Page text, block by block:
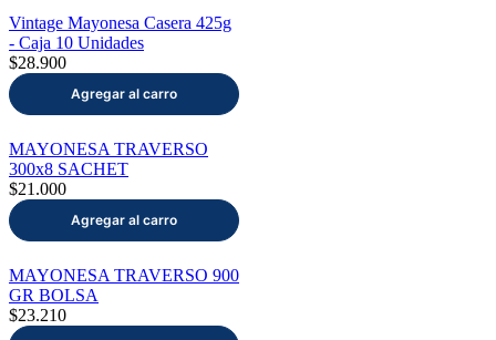
Vintage Mayonesa Casera 425g
- Caja 10 Unidades
$28.900
MAYONESA TRAVERSO
300x8 SACHET
$21.000
MAYONESA TRAVERSO 900
GR BOLSA
$23.210